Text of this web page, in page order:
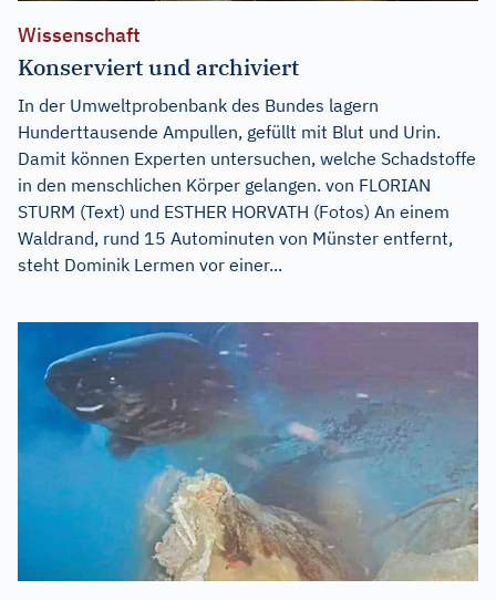
Wissenschaft
Konserviert und archiviert
In der Umweltprobenbank des Bundes lagern
Hunderttausende Ampullen, gefüllt mit Blut und Urin.
Damit können Experten untersuchen, welche Schadstoffe
in den menschlichen Körper gelangen. von FLORIAN
STURM (Text) und ESTHER HORVATH (Fotos) An einem
Waldrand, rund 15 Autominuten von Münster entfernt,
steht Dominik Lermen vor einer...